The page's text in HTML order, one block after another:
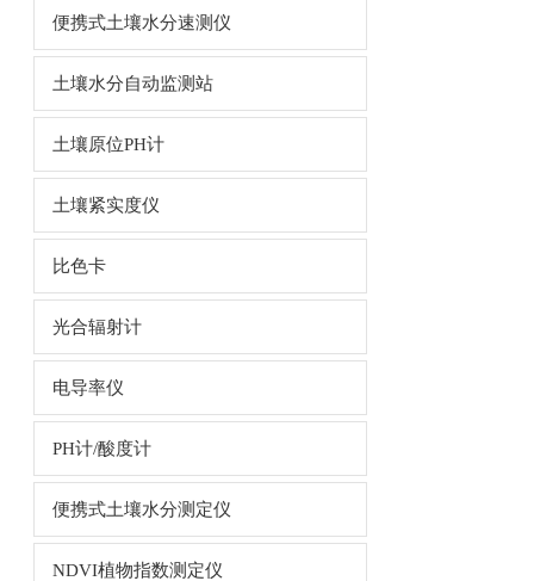
便携式土壤水分速测仪
土壤水分自动监测站
土壤原位PH计
土壤紧实度仪
比色卡
光合辐射计
电导率仪
PH计/酸度计
便携式土壤水分测定仪
NDVI植物指数测定仪